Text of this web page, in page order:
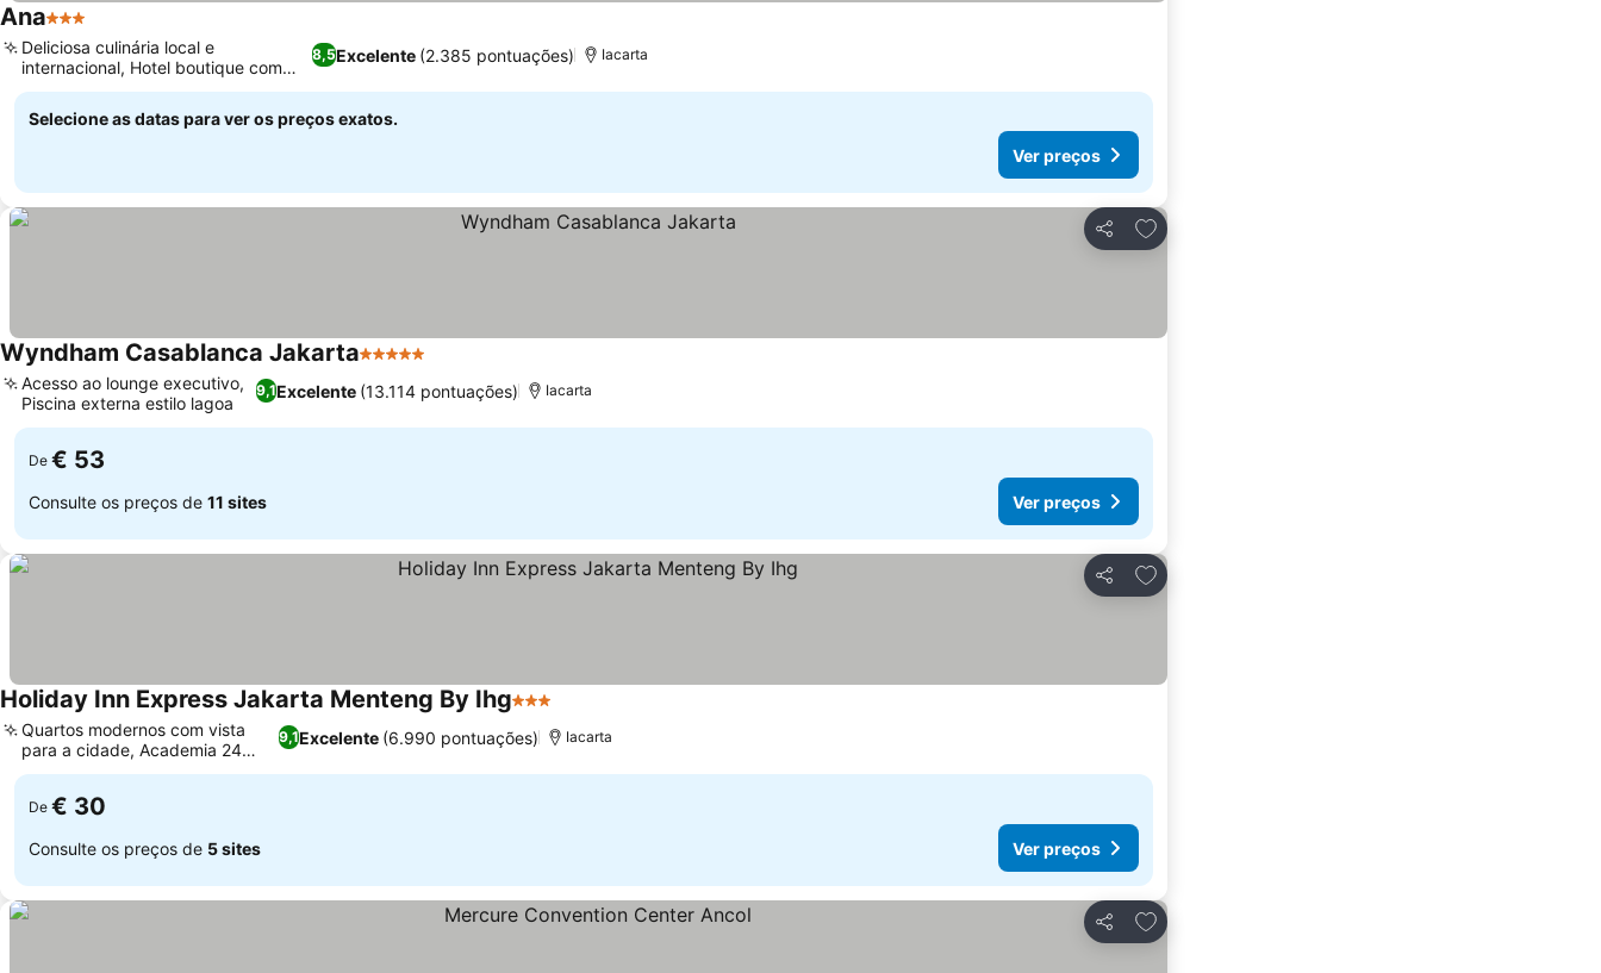
Ana3 Estrelas
8,5Excelente (2.385 pontuações)
Deliciosa culinária local e
internacional, Hotel boutique com
design exclusivo
Iacarta
Selecione as datas para ver os preços exatos.
Ver preços
Partilhar
Adicionar aos favoritos
Wyndham Casablanca Jakarta5 Estrelas
9,1Excelente (13.114 pontuações)
Acesso ao lounge executivo,
Piscina externa estilo lagoa
Iacarta
De € 53
Consulte os preços de 11 sites Ver preços
Partilhar
Adicionar aos favoritos
Holiday Inn Express Jakarta Menteng By Ihg3 Estrelas
9,1Excelente (6.990 pontuações)
Quartos modernos com vista
para a cidade, Academia 24
horas
Iacarta
De € 30
Consulte os preços de 5 sites Ver preços
Partilhar
Adicionar aos favoritos